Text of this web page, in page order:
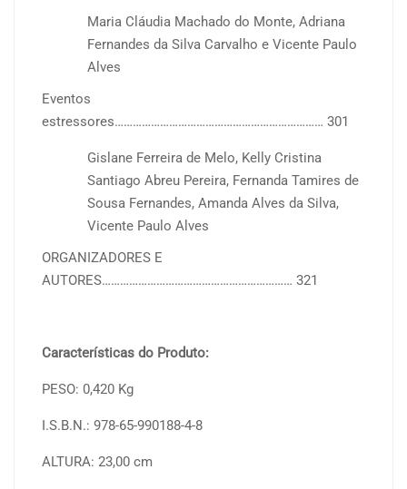
Maria Cláudia Machado do Monte, Adriana
Fernandes da Silva Carvalho e Vicente Paulo
Alves
Eventos
estressores…………………………………………………………… 301
Gislane Ferreira de Melo, Kelly Cristina
Santiago Abreu Pereira, Fernanda Tamires de
Sousa Fernandes, Amanda Alves da Silva,
Vicente Paulo Alves
ORGANIZADORES E
AUTORES……………………………………………………… 321
Características do Produto:
PESO: 0,420 Kg
I.S.B.N.: 978-65-990188-4-8
ALTURA: 23,00 cm